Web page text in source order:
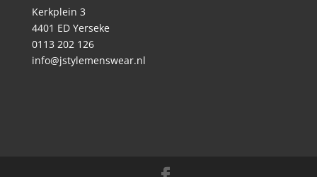
Kerkplein 3
4401 ED Yerseke
0113 202 126
info@jstylemenswear.nl